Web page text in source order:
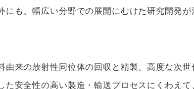
も、幅広い分野での展開にむけた研究開発が
来の放射性同位体の回収と精製、高度な次世
安全性の高い製造・輸送プロセスにくわえて